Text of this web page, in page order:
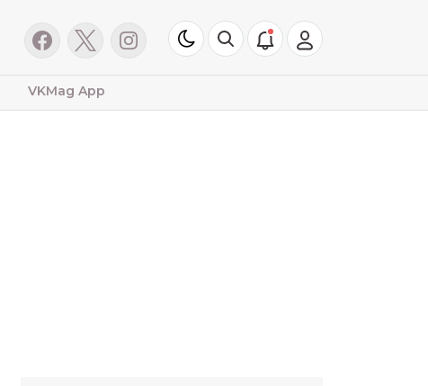
VKMag App